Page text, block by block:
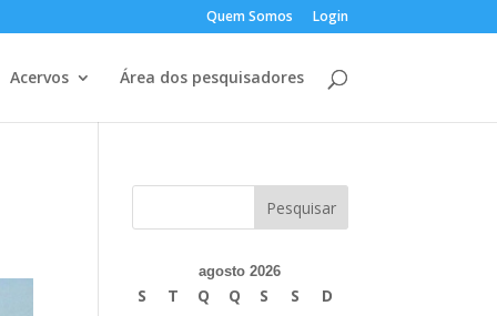
Quem Somos Login
Acervos Área dos pesquisadores
agosto 2026
S T Q Q S S
D